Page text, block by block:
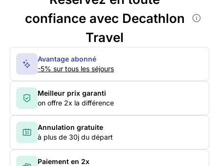
confiance avec Decathlon
Travel
Avantage abonné
-5% sur tous les séjours
Meilleur prix garanti
on offre 2x la différence
Annulation gratuite
à plus de 30j du départ
Paiement en 2x